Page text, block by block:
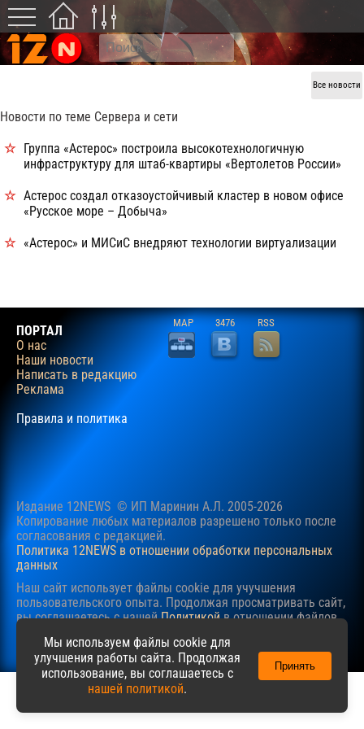
Все новости
Новости по теме Сервера и сети
Группа «Астерос» построила высокотехнологичную
инфраструктуру для штаб-квартиры «Вертолетов России»
Астерос создал отказоустойчивый кластер в новом офисе
«Русское море – Добыча»
«Астерос» и МИСиС внедряют технологии виртуализации
ПОРТАЛ
О нас
Наши новости
Написать в редакцию
Реклама
Правила и политика
MAP 3476 RSS
Издание 12NEWS © ИП Маринин А.Л. 2005-2026
Копирование любых материалов разрешено только после
согласования c редакцией.
Политика 12NEWS в отношении обработки персональных
данных
Наш сайт использует файлы cookie для учучшения
пользовательского опыта. Продолжая просматривать сайт,
вы соглашаетесь с нашейПолитикойв отношении файлов
Мы используем файлы cookie для
улучшения работы сайта. Продолжая
использование, вы соглашаетесь с
нашей политикой.
Принять